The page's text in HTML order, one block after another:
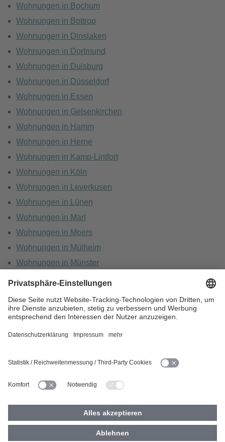
Wohnungen in Bochum
Wohnungen in Bottrop
Wohnungen in Dinslaken
Wohnungen in Dortmund
Wohnungen in Duisburg
Wohnungen in Düsseldorf
Wohnungen in Essen
Wohnungen in Gelsenkirchen
Wohnungen in Hamm
Wohnungen in Herne
Wohnungen in Kamp-Lintfort
Wohnungen in Köln
Wohnungen in Leverkusen
Wohnungen in Lünen
Wohnungen in Marl
Wohnungen in Moers
Wohnungen in Mülheim
Wohnungen in Münster
HOME KARRIERE
BARRIEREFREIHEIT IMPRESSUM
COOKIES